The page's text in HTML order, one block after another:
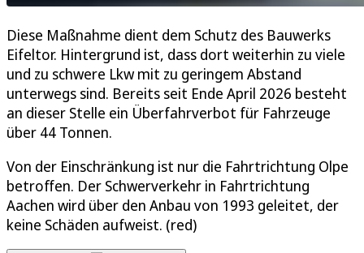
Diese Maßnahme dient dem Schutz des Bauwerks
Eifeltor. Hintergrund ist, dass dort weiterhin zu viele
und zu schwere Lkw mit zu geringem Abstand
unterwegs sind. Bereits seit Ende April 2026 besteht
an dieser Stelle ein Überfahrverbot für Fahrzeuge
über 44 Tonnen.
Von der Einschränkung ist nur die Fahrtrichtung Olpe
betroffen. Der Schwerverkehr in Fahrtrichtung
Aachen wird über den Anbau von 1993 geleitet, der
keine Schäden aufweist. (red)